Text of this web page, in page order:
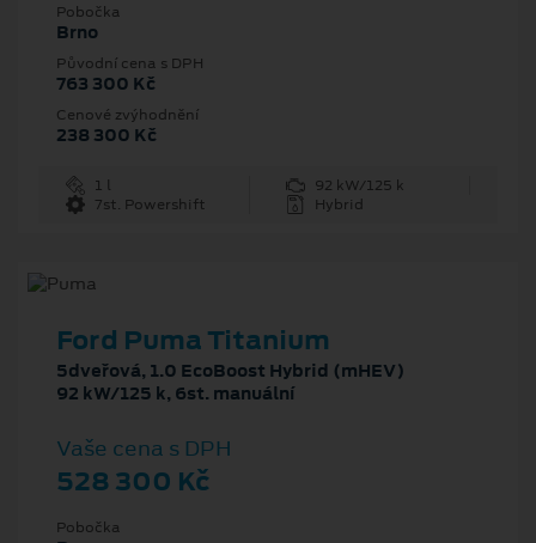
Pobočka
Brno
Původní cena s DPH
763 300 Kč
Cenové zvýhodnění
238 300 Kč
1 l
92 kW/125 k
7st. Powershift
Hybrid
Ford Puma Titanium
5dveřová, 1.0 EcoBoost Hybrid (mHEV)
92 kW/125 k, 6st. manuální
Vaše cena s DPH
528 300 Kč
Pobočka